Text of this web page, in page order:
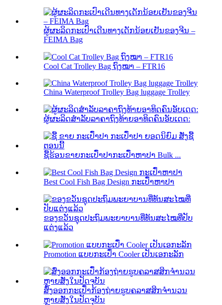
ຜູ້ຜະລິດກະເປົາເດີນທາງເດັກນ້ອຍເຢັນຂອງຈີນ –
FEIMA Bag
Cool Cat Trolley Bag ຖົງໝາ – FTR16
China Waterproof Trolley Bag luggage Trolley
ຜູ້ຜະລິດສໍາລັບລາຄາຖົງທ້າຍອາທິດຄົນອັບເດດ:
ຊື້ຮ້ອນຂາຍກະເປົ໋າປາກະເປົ໋າຫາປາ Bulk ...
Best Cool Fish Bag Design ກະເປົ໋າຫາປາ
ຂອງຂວັນຊຸດປະຖົມພະຍາບານທີ່ທັນສະໄໝທີ່ປັບ
ແຕ່ງແລ້ວ
Promotion ແບບກະເປົ໋າ Cooler ເປັນເອກະລັກ
ສົ່ງອອກກະເປົ໋າກ້ອງຖ່າຍຮູບຄລາສສິກຈໍານວນ
ຫຼາຍສັ່ງໃນປັດຈຸບັນ